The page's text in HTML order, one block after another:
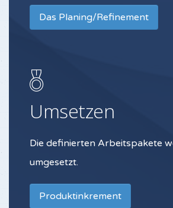
Das Planing/Refinement
Umsetzen
Die definierten Arbeitspakete
umgesetzt.
Produktinkrement